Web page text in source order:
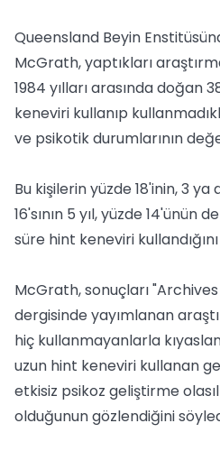
Queensland Beyin
McGrath, yaptıkları
1984 yılları arasında doğan
keneviri kullanıp
ve psikotik durumlarının
Bu kişilerin yüzde 18'inin, 3 ya
16'sının 5 yıl, yüzde 14'ünün
süre hint keneviri
McGrath, sonuçları
dergisinde yayımlanan
hiç kullanmayanlarla
uzun hint keneviri kullanan
etkisiz psikoz geliştirme
olduğunun gözlendiğini